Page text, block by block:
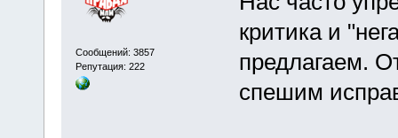
Сообщений: 3857
Репутация: 222
критика и
предлагаем.
спешим